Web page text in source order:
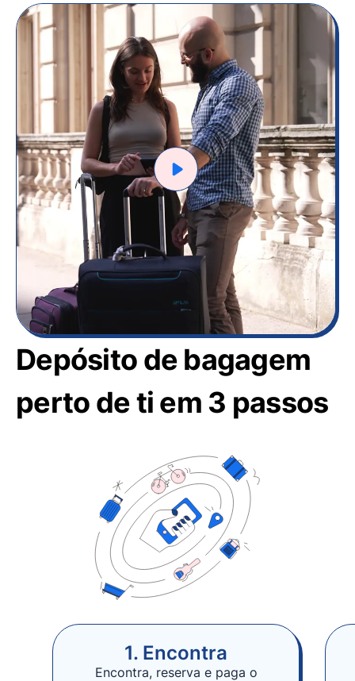
Depósito de bagagem
perto de ti em 3 passos
1. Encontra
Encontra, reserva e paga o